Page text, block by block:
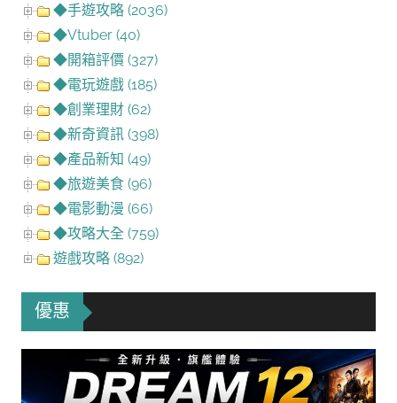
◆手遊攻略 (2036)
◆Vtuber (40)
◆開箱評價 (327)
◆電玩遊戲 (185)
◆創業理財 (62)
◆新奇資訊 (398)
◆產品新知 (49)
◆旅遊美食 (96)
◆電影動漫 (66)
◆攻略大全 (759)
遊戲攻略 (892)
優惠